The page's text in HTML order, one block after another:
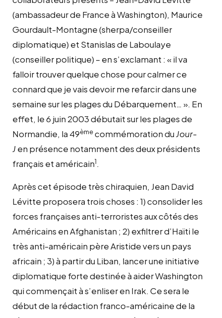
(ambassadeur de France à Washington), Maurice
Gourdault-Montagne (sherpa/conseiller
diplomatique) et Stanislas de Laboulaye
(conseiller politique) – en s’exclamant : « il va
falloir trouver quelque chose pour calmer ce
connard que je vais devoir me refarcir dans une
semaine sur les plages du Débarquement… ». En
effet, le 6 juin 2003 débutait sur les plages de
Normandie, la 49èmecommémoration duJour-
J en présence notamment des deux présidents
français et américain1.
Après cet épisode très chiraquien, Jean David
Lévitte proposera trois choses : 1) consolider les
forces françaises anti-terroristes aux côtés des
Américains en Afghanistan ; 2) exfiltrer d’Haïti le
très anti-américain père Aristide vers un pays
africain ; 3) à partir du Liban, lancer une initiative
diplomatique forte destinée à aider Washington
qui commençait à s’enliser en Irak. Ce sera le
début de la rédaction franco-américaine de la